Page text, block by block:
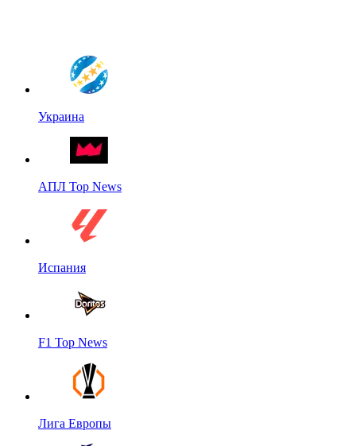
Украина
АПЛ Top News
Испания
F1 Top News
Лига Европы